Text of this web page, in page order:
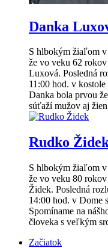
Danka
S hlbokým žiaľom
že vo veku 62
Luxová. Posledná
11:00 hod. v
Danka bola prvou
súťaží mužov aj
Rudko
S hlbokým žiaľom
že vo veku 80
Židek. Posledná
14:00 hod. v Dome
Spomíname na
človeka s veľkým
Začiatok